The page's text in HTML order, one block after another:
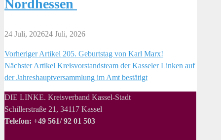
Nordhessen
24 Juli, 202624 Juli, 2026
Beitragsnavigation
Vorheriger Artikel 205. Geburtstag von Karl Marx!
Nächster Artikel Kreisvorstandsteam der Kasseler Linken auf
der Jahreshauptversammlung im Amt bestätigt
DIE LINKE. Kreisverband Kassel-Stadt
Schillerstraße 21, 34117 Kassel
Telefon: +49 561/ 92 01 503